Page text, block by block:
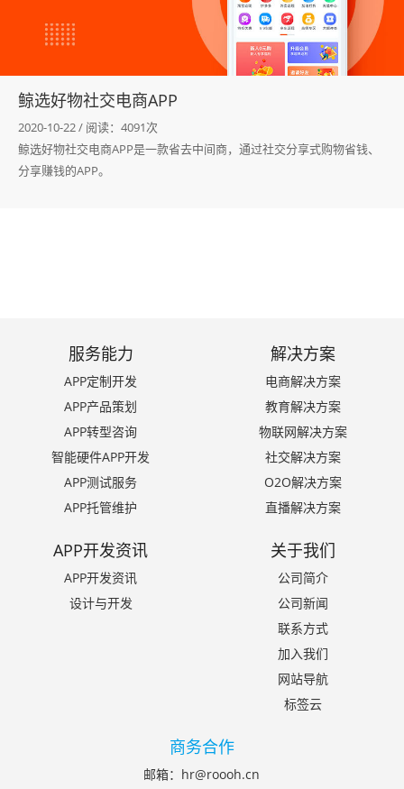
鲸选好物社交电商APP
2020-10-22 / 阅读：4091次
鲸选好物社交电商APP是一款省去中间商，通过社交分享式购物省钱、
分享赚钱的APP。
服务能力
APP定制开发
APP产品策划
APP转型咨询
智能硬件APP开发
APP测试服务
APP托管维护
解决方案
电商解决方案
教育解决方案
物联网解决方案
社交解决方案
O2O解决方案
直播解决方案
APP开发资讯
APP开发资讯
设计与开发
关于我们
公司简介
公司新闻
联系方式
加入我们
网站导航
标签云
商务合作
邮箱： hr@roooh.cn